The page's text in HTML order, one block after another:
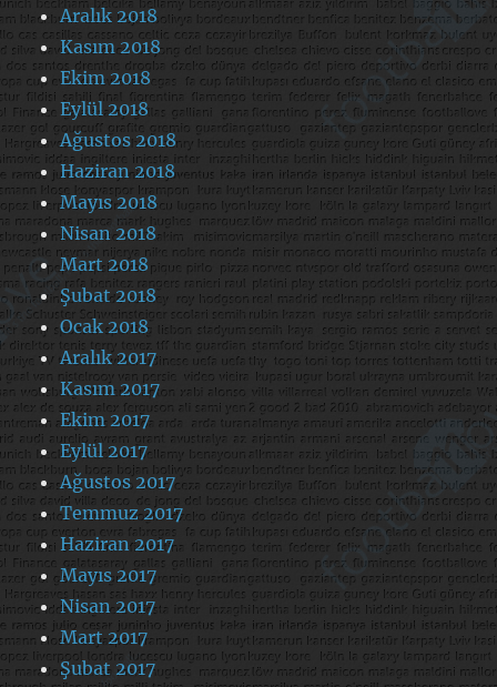
Aralık 2018
Kasım 2018
Ekim 2018
Eylül 2018
Ağustos 2018
Haziran 2018
Mayıs 2018
Nisan 2018
Mart 2018
Şubat 2018
Ocak 2018
Aralık 2017
Kasım 2017
Ekim 2017
Eylül 2017
Ağustos 2017
Temmuz 2017
Haziran 2017
Mayıs 2017
Nisan 2017
Mart 2017
Şubat 2017